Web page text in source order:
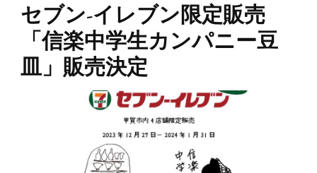
セブン-イレブン限定販売
「信楽中学生カンパニー豆
皿」販売決定